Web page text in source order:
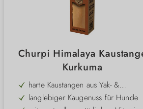
Churpi Himalaya
Kurkuma
harte Kaustangen aus Yak- &
Zebumilch
langlebiger Kaugenuss für Hunde